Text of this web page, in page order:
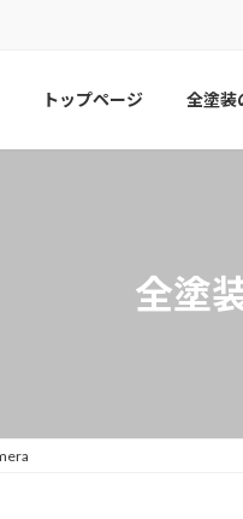
トップページ 全塗装
全塗